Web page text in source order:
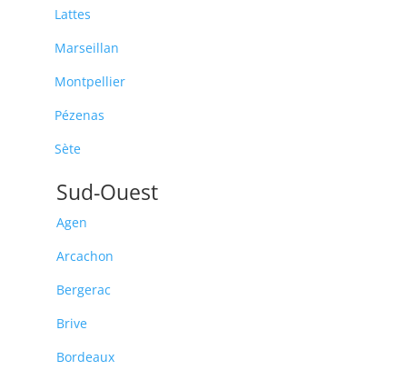
Lattes
Marseillan
Montpellier
Pézenas
Sète
Sud-Ouest
Agen
Arcachon
Bergerac
Brive
Bordeaux